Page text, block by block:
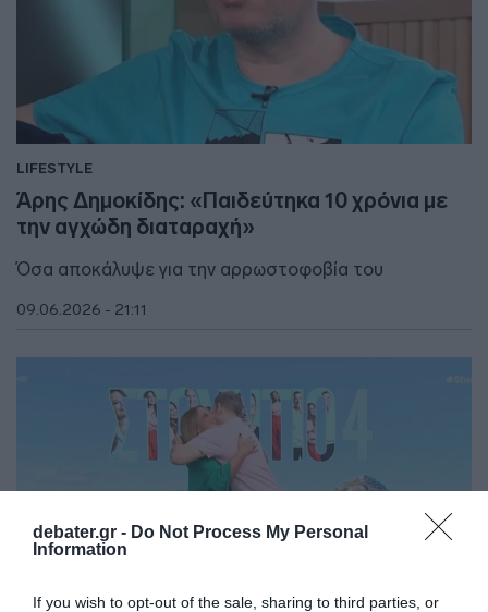
debater.gr - Do Not Process My Personal
Information
If you wish to opt-out of the sale, sharing to third parties, or
LIFESTYLE
Άρης Δημοκίδης: «Παιδεύτηκα 10 χρόνια με
την αγχώδη διαταραχή»
Όσα αποκάλυψε για την αρρωστοφοβία του
09.06.2026 - 21:11